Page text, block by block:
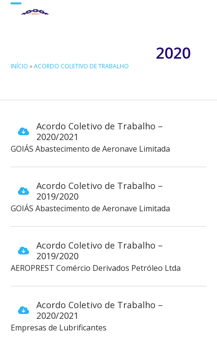
Skip
Open
Close
2020
INÍCIO »ACORDO COLETIVO DE TRABALHO
Acordo Coletivo de Trabalho –
2020/2021
GOIÁS Abastecimento de Aeronave Limitada
Acordo Coletivo de Trabalho –
2019/2020
GOIÁS Abastecimento de Aeronave Limitada
Acordo Coletivo de Trabalho –
2019/2020
AEROPREST Comércio Derivados Petróleo Ltda
Acordo Coletivo de Trabalho –
2020/2021
Empresas de Lubrificantes